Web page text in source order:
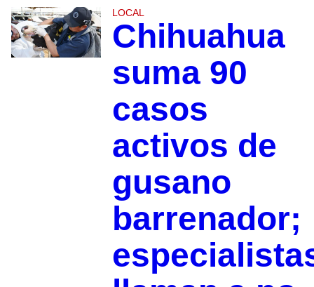
LOCAL
Chihuahua
suma 90
casos
activos de
gusano
barrenador;